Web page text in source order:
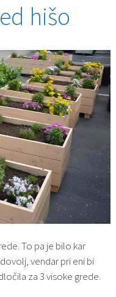
hišo
To pa je bilo kar
vendar pri eni bi
za 3 visoke grede.